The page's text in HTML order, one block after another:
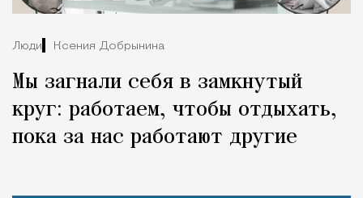
Люди Ксения Добрынина
Мы загнали себя в замкнутый
круг: работаем, чтобы отдыхать,
пока за нас работают другие